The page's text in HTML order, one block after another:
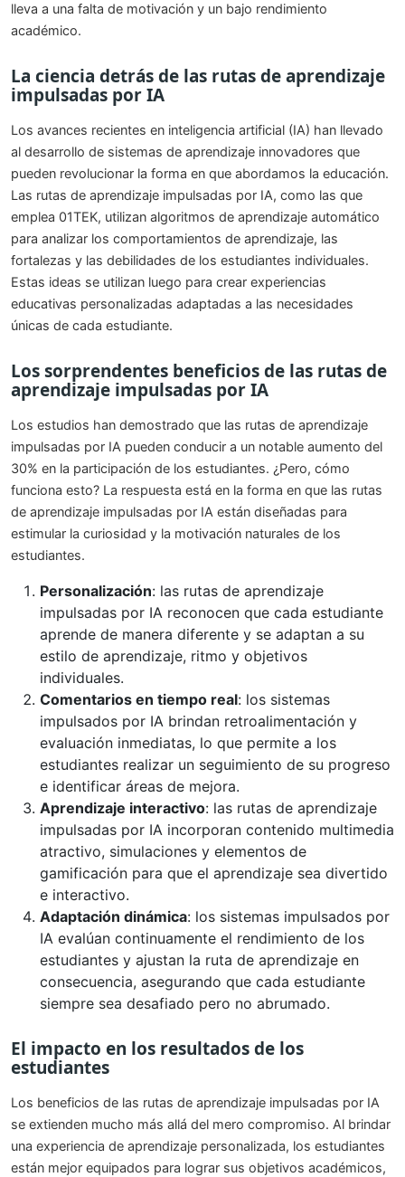
lleva a una falta de motivación y un bajo rendimiento
académico.
La ciencia detrás de las rutas de aprendizaje
impulsadas por IA
Los avances recientes en inteligencia artificial (IA) han llevado
al desarrollo de sistemas de aprendizaje innovadores que
pueden revolucionar la forma en que abordamos la educación.
Las rutas de aprendizaje impulsadas por IA, como las que
emplea 01TEK, utilizan algoritmos de aprendizaje automático
para analizar los comportamientos de aprendizaje, las
fortalezas y las debilidades de los estudiantes individuales.
Estas ideas se utilizan luego para crear experiencias
educativas personalizadas adaptadas a las necesidades
únicas de cada estudiante.
Los sorprendentes beneficios de las rutas de
aprendizaje impulsadas por IA
Los estudios han demostrado que las rutas de aprendizaje
impulsadas por IA pueden conducir a un notable aumento del
30% en la participación de los estudiantes. ¿Pero, cómo
funciona esto? La respuesta está en la forma en que las rutas
de aprendizaje impulsadas por IA están diseñadas para
estimular la curiosidad y la motivación naturales de los
estudiantes.
Personalización: las rutas de aprendizaje
impulsadas por IA reconocen que cada estudiante
aprende de manera diferente y se adaptan a su
estilo de aprendizaje, ritmo y objetivos
individuales.
Comentarios en tiempo real: los sistemas
impulsados por IA brindan retroalimentación y
evaluación inmediatas, lo que permite a los
estudiantes realizar un seguimiento de su progreso
e identificar áreas de mejora.
Aprendizaje interactivo: las rutas de aprendizaje
impulsadas por IA incorporan contenido multimedia
atractivo, simulaciones y elementos de
gamificación para que el aprendizaje sea divertido
e interactivo.
Adaptación dinámica: los sistemas impulsados por
IA evalúan continuamente el rendimiento de los
estudiantes y ajustan la ruta de aprendizaje en
consecuencia, asegurando que cada estudiante
siempre sea desafiado pero no abrumado.
El impacto en los resultados de los
estudiantes
Los beneficios de las rutas de aprendizaje impulsadas por IA
se extienden mucho más allá del mero compromiso. Al brindar
una experiencia de aprendizaje personalizada, los estudiantes
están mejor equipados para lograr sus objetivos académicos,